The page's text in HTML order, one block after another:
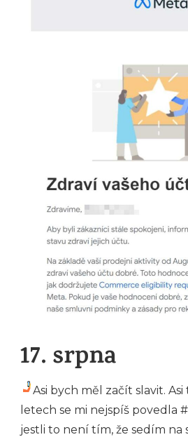
17. srpna
Asi bych měl začít slavit.
letech se mi nejspíš povedla
jestli to není tím, že sedím na